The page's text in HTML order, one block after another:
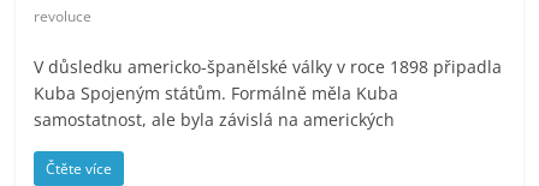
revoluce
V důsledku americko-španělské války v roce 1898 připadla
Kuba Spojeným státům. Formálně měla Kuba
samostatnost, ale byla závislá na amerických
Čtěte více